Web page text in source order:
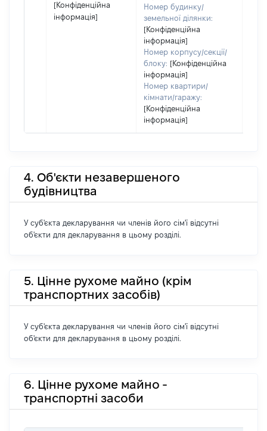
[Конфіденційна
інформація]
Номер будинку/
земельної ділянки:
[Конфіденційна
інформація]
Номер корпусу/секції/
блоку: [Конфіденційна
інформація]
Номер квартири/
кімнати/гаражу:
[Конфіденційна
інформація]
4. Об'єкти незавершеного
будівництва
У суб'єкта декларування чи членів його сім'ї відсутні
об'єкти для декларування в цьому розділі.
5. Цінне рухоме майно (крім
транспортних засобів)
У суб'єкта декларування чи членів його сім'ї відсутні
об'єкти для декларування в цьому розділі.
6. Цінне рухоме майно -
транспортні засоби